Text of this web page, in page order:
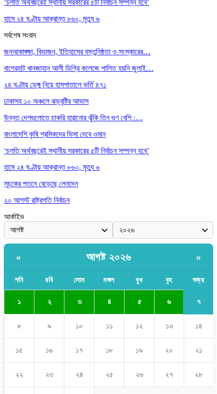
‘চলতি অর্থবছরেই স্থানীয় সরকারের ৫টি নির্বাচন সম্পন্ন হবে’
হামে ২৪ ঘণ্টায় আক্রান্ত ৮৬০, মৃত্যু ৬
সর্বশেষ সংবাদ
জনআকাঙ্ক্ষা, বিভাজন, ইতিহাসের বস্তুনিষ্ঠতা ও সংস্কারের…
বাগেরহাট খানজাহান আলী ডিগ্রি কলেজে পালিত হয়নি জুলাই…
২৪ ঘণ্টায় ডেঙ্গু নিয়ে হাসপাতালে ভর্তি ৪৭১
ঢাকাসহ ১০ অঞ্চলে ঝড়বৃষ্টির আভাস
উন্নত দেশগুলোতে চাকরি হারানোর ঝুঁকি তিন গুণ বেশি :…
বাংলাদেশি কৃষি শ্রমিকদের ভিসা দেবে ওমান
‘চলতি অর্থবছরেই স্থানীয় সরকারের ৫টি নির্বাচন সম্পন্ন হবে’
হামে ২৪ ঘণ্টায় আক্রান্ত ৮৬০, মৃত্যু ৬
সূচকের পতনে বেড়েছে লেনদেন
২০ আগস্ট রাষ্ট্রপতি নির্বাচন
আর্কাইভ
« আগষ্ট ২০২৬ »
শনি রবি সোম মঙ্গল বুধ বৃহ শুক্র
১ ২ ৩ ৪ ৫ ৬ ৭
৮ ৯ ১০ ১১ ১২ ১৩ ১৪
১৫ ১৬ ১৭ ১৮ ১৯ ২০ ২১
২২ ২৩ ২৪ ২৫ ২৬ ২৭ ২৮